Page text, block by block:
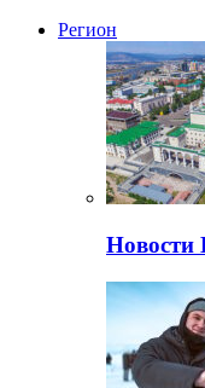
Регион
Новости